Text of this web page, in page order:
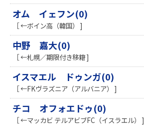
オム イェフン(0)
［ ←ボイン高（韓国） ]
中野 嘉大(0)
［ ←札幌／期限付き移籍 ]
イスマエル ドゥンガ(0)
［ ←FKヴラズニア（アルバニア） ]
チコ オフォエドゥ(0)
［ ←マッカビ テルアビブFC（イスラエル） ]